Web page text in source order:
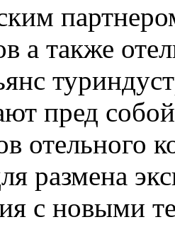
а также
пред
отельного
размена
с новыми